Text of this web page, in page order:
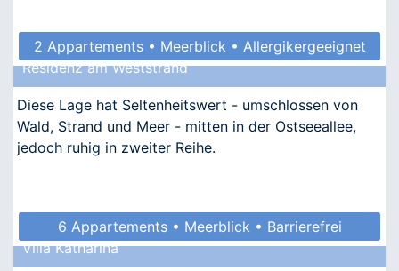
2 Appartements • Meerblick • Allergikergeeignet
Residenz am Weststrand
Diese Lage hat Seltenheitswert - umschlossen von
Wald, Strand und Meer - mitten in der Ostseeallee,
jedoch ruhig in zweiter Reihe.
6 Appartements • Meerblick • Barrierefrei
Villa Katharina